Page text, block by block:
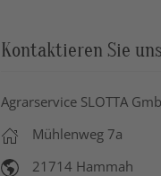
Kontaktieren Sie
Agrarservice SLOTTA
Mühlenweg 7a
21714 Hammah